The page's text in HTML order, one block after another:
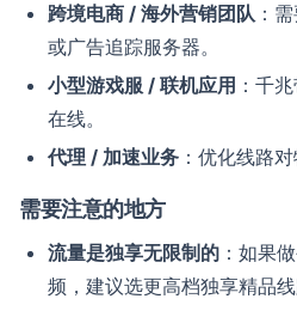
跨境电商 / 海外营销团队 ：
或广告追踪服务器。
小型游戏服 / 联机应用 ：千
在线。
代理 / 加速业务 ：优化线路
需要注意的地方
流量是独享无限制的 ：如果
频，建议选更高档独享精品线